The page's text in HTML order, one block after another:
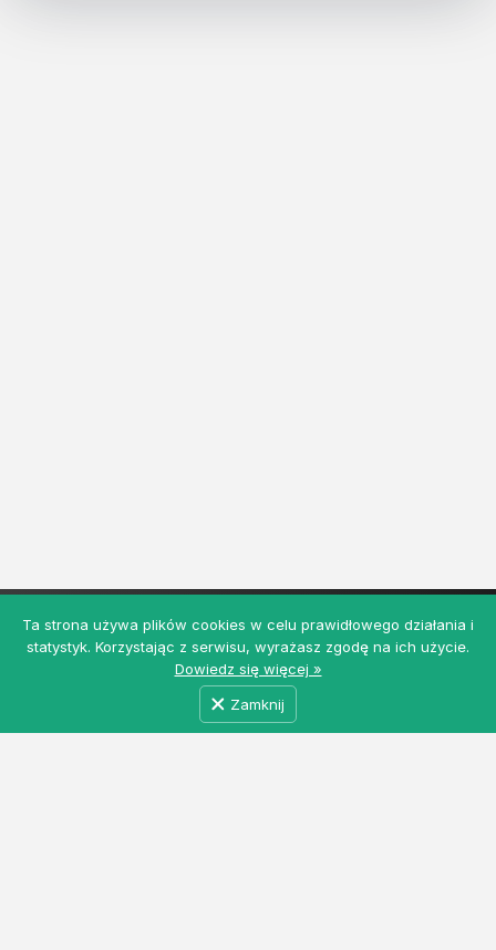
Ta strona używa plików cookies w celu prawidłowego działania i
statystyk. Korzystając z serwisu, wyrażasz zgodę na ich użycie.
Dowiedz się więcej »
Zamknij